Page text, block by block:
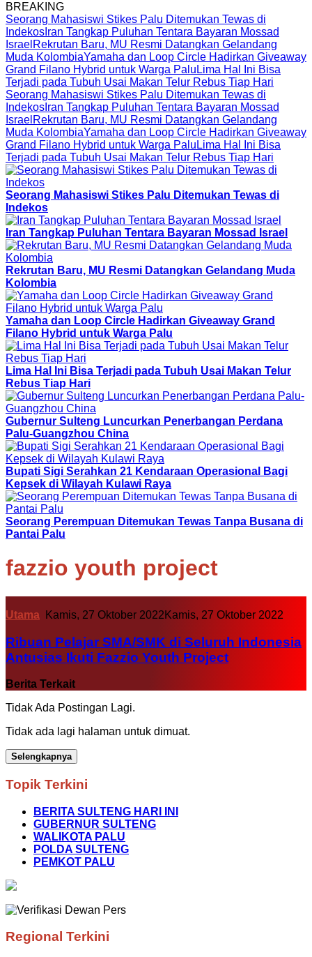
BREAKING
Seorang Mahasiswi Stikes Palu Ditemukan Tewas di
Indekos Iran Tangkap Puluhan Tentara Bayaran Mossad
Israel Rekrutan Baru, MU Resmi Datangkan Gelandang
Muda KolombiaYamaha dan Loop Circle Hadirkan Giveaway
Grand Filano Hybrid untuk Warga Palu Lima Hal Ini Bisa
Terjadi pada Tubuh Usai Makan Telur Rebus Tiap Hari
Seorang Mahasiswi Stikes Palu Ditemukan Tewas di
Indekos Iran Tangkap Puluhan Tentara Bayaran Mossad
Israel Rekrutan Baru, MU Resmi Datangkan Gelandang
Muda KolombiaYamaha dan Loop Circle Hadirkan Giveaway
Grand Filano Hybrid untuk Warga Palu Lima Hal Ini Bisa
Terjadi pada Tubuh Usai Makan Telur Rebus Tiap Hari
Seorang Mahasiswi Stikes Palu Ditemukan Tewas di
Indekos
Iran Tangkap Puluhan Tentara Bayaran Mossad Israel
Rekrutan Baru, MU Resmi Datangkan Gelandang Muda
Kolombia
Yamaha dan Loop Circle Hadirkan Giveaway Grand
Filano Hybrid untuk Warga Palu
Lima Hal Ini Bisa Terjadi pada Tubuh Usai Makan Telur
Rebus Tiap Hari
Gubernur Sulteng Luncurkan Penerbangan Perdana
Palu-Guangzhou China
Bupati Sigi Serahkan 21 Kendaraan Operasional Bagi
Kepsek di Wilayah Kulawi Raya
Seorang Perempuan Ditemukan Tewas Tanpa Busana di
Pantai Palu
fazzio youth project
Utama Kamis, 27 Oktober 2022 Kamis, 27 Oktober 2022
Ribuan Pelajar SMA/SMK di Seluruh Indonesia
Antusias Ikuti Fazzio Youth Project
Berita Terkait
Tidak Ada Postingan Lagi.
Tidak ada lagi halaman untuk dimuat.
Selengkapnya
Topik Terkini
BERITA SULTENG HARI INI
GUBERNUR SULTENG
WALIKOTA PALU
POLDA SULTENG
PEMKOT PALU
Regional Terkini